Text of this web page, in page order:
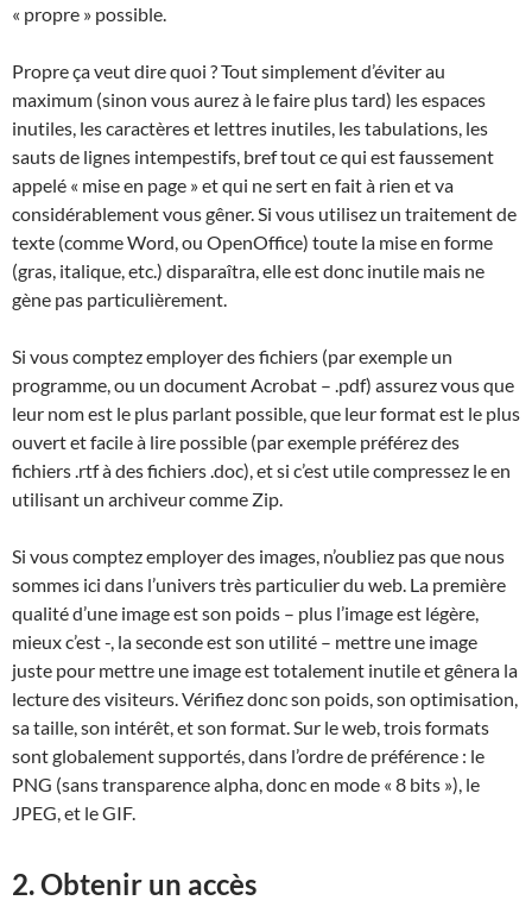
« propre » possible.
Propre ça veut dire quoi ? Tout simplement d’éviter au
maximum (sinon vous aurez à le faire plus tard) les espaces
inutiles, les caractères et lettres inutiles, les tabulations, les
sauts de lignes intempestifs, bref tout ce qui est faussement
appelé « mise en page » et qui ne sert en fait à rien et va
considérablement vous gêner. Si vous utilisez un traitement de
texte (comme Word, ou OpenOffice) toute la mise en forme
(gras, italique, etc.) disparaîtra, elle est donc inutile mais ne
gène pas particulièrement.
Si vous comptez employer des fichiers (par exemple un
programme, ou un document Acrobat – .pdf) assurez vous que
leur nom est le plus parlant possible, que leur format est le plus
ouvert et facile à lire possible (par exemple préférez des
fichiers .rtf à des fichiers .doc), et si c’est utile compressez le en
utilisant un archiveur comme Zip.
Si vous comptez employer des images, n’oubliez pas que nous
sommes ici dans l’univers très particulier du web. La première
qualité d’une image est son poids – plus l’image est légère,
mieux c’est -, la seconde est son utilité – mettre une image
juste pour mettre une image est totalement inutile et gênera la
lecture des visiteurs. Vérifiez donc son poids, son optimisation,
sa taille, son intérêt, et son format. Sur le web, trois formats
sont globalement supportés, dans l’ordre de préférence : le
PNG (sans transparence alpha, donc en mode « 8 bits »), le
JPEG, et le GIF.
2. Obtenir un accès